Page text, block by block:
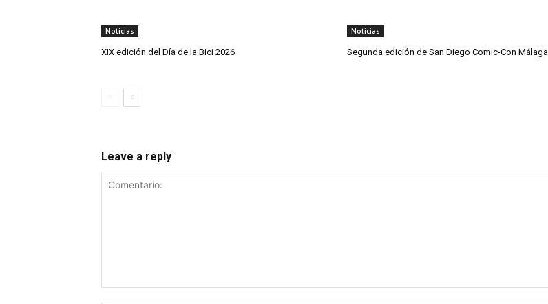
Noticias
XIX edición del Día de la Bici 2026
Noticias
Segunda edición de San Diego Comic-Con Málaga
Leave a reply